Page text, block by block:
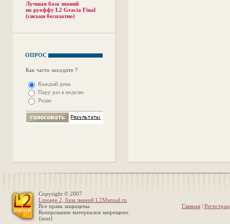
Лучшая база знаний
по руоффу L2 Gracia Final
(сиськи бесплатно)
ОПРОС
Как часто заходите ?
Каждый день
Пару раз в неделю
Редко
Copyright © 2007
Lineage 2, база знаний L2Manual.ru
Все права защищены.
Копирование материалов запрещено.
{mnt}
Главная |